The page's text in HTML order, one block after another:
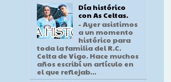
Día histórico
con As Celtas.
- Ayer asistimos
a un momento
histórico para
toda la familia del R.C.
Celta de Vigo. Hace muchos
años escribí un artículo en
el que reflejab...